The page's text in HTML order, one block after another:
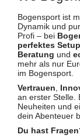
Bogensport ist
Dynamik und
Profi – bei
perfektes Setup
Beratung und
mehr als nur
im Bogensport.
Vertrauen
an erster Stelle.
Neuheiten und
dein Abenteuer
Du hast